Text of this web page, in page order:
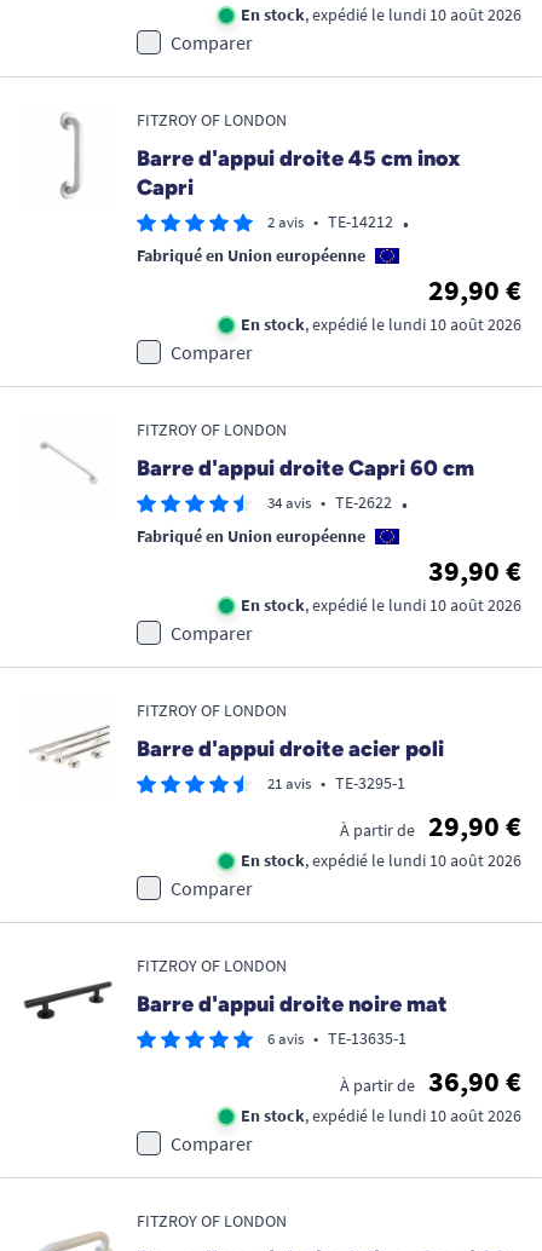
En stock, expédié le lundi 10 août 2026
Comparer
FITZROY OF LONDON
Barre d'appui droite 45 cm inox
Capri
2 avis • TE-14212 •
Fabriqué en Union européenne
29,90 €
En stock, expédié le lundi 10 août 2026
Comparer
FITZROY OF LONDON
Barre d'appui droite Capri 60 cm
34 avis • TE-2622 •
Fabriqué en Union européenne
39,90 €
En stock, expédié le lundi 10 août 2026
Comparer
FITZROY OF LONDON
Barre d'appui droite acier poli
21 avis • TE-3295-1
À partir de 29,90 €
En stock, expédié le lundi 10 août 2026
Comparer
FITZROY OF LONDON
Barre d'appui droite noire mat
6 avis • TE-13635-1
À partir de 36,90 €
En stock, expédié le lundi 10 août 2026
Comparer
FITZROY OF LONDON